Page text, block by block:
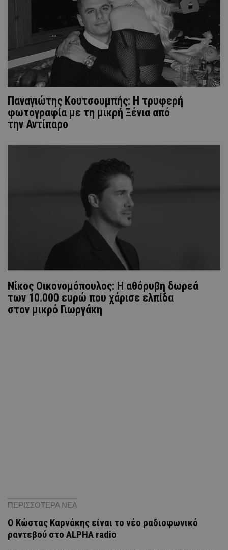
Παναγιώτης Κουτσουμπής: Η τρυφερή
φωτογραφία με τη μικρή Ξένια από
την Αντίπαρο
Νίκος Οικονομόπουλος: Η αθόρυβη δωρεά
των 10.000 ευρώ που χάρισε ελπίδα
στον μικρό Γιωργάκη
ΠΕΡΙΣΣΟΤΕΡΑ ΝΕΑ
Ο Κώστας Καρνάκης είναι το νέο ραδιοφωνικό
ραντεβού στο ALPHA radio